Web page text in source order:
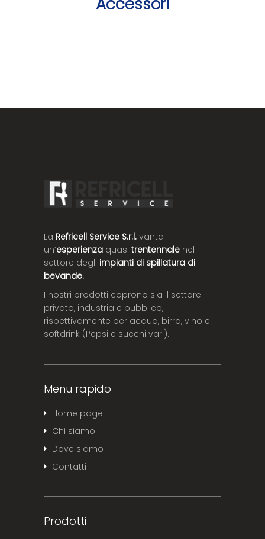
La Refricell Service S.r.l. vanta
un’esperienza quasitrentennale nel
settore degli impianti di spillatura di
bevande.
I nostri prodotti coprono sia il settore
privato, industria e pubblico,
rispettivamente per acqua, birra, vino e
softdrink (Pepsi e succhi vari).
Menu rapido
Home page
Chi siamo
Dove siamo
Contatti
Prodotti